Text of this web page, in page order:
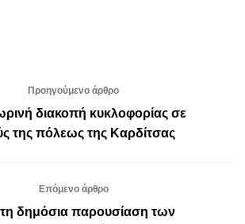
Προηγούμενο άρθρο
διακοπή κυκλοφορίας σε
της πόλεως της Καρδίτσας
Επόμενο άρθρο
δημόσια παρουσίαση των